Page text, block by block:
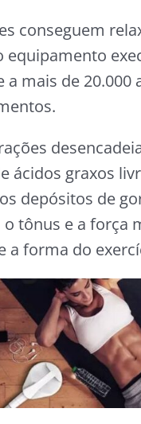
conseguem
equipamento
a mais de 20.000
ácidos graxos
depósitos de
tônus e a força
a forma do